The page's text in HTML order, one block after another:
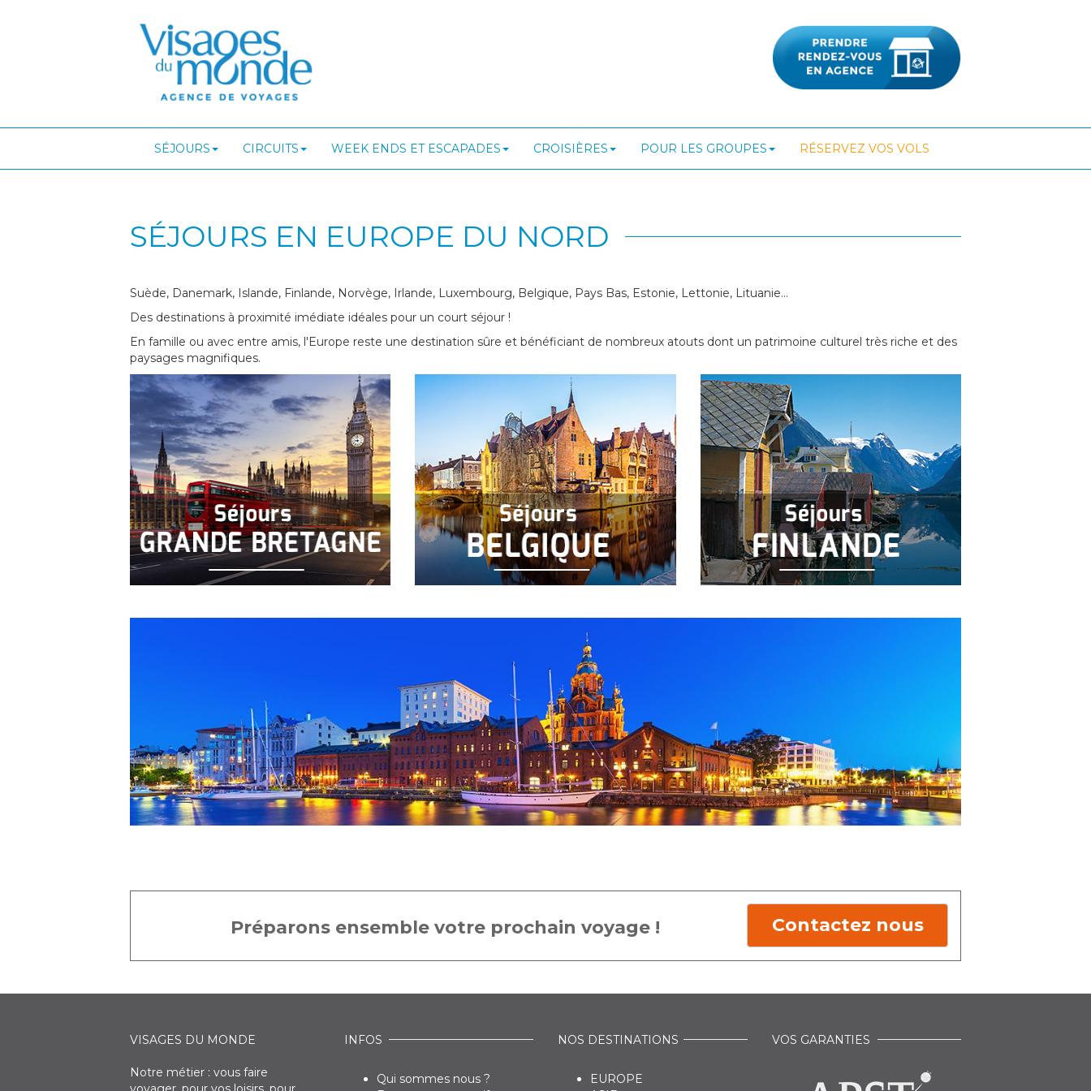
SÉJOURS CIRCUITS WEEK ENDS ET ESCAPADES CROISIÈRES POUR LES GROUPES RÉSERVEZ VOS VOLS
SÉJOURS EN EUROPE DU NORD
Suède, Danemark, Islande, Finlande, Norvège, Irlande, Luxembourg, Belgique, Pays Bas, Estonie, Lettonie, Lituanie...
Des destinations à proximité imédiate idéales pour un court séjour !
En famille ou avec entre amis, l'Europe reste une destination sûre et bénéficiant de nombreux atouts dont un patrimoine culturel très riche et des
paysages magnifiques.
Préparons ensemble votre prochain voyage ! Contactez nous
VISAGES DU MONDE
Notre métier : vous faire
INFOS
Qui sommes nous ?
NOS DESTINATIONS
EUROPE
VOS GARANTIES